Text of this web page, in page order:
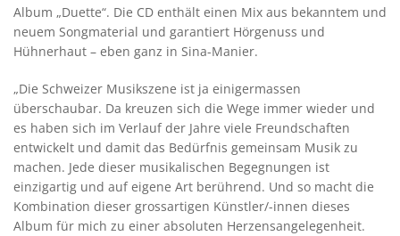
Album „Duette“. Die CD enthält einen Mix aus bekanntem und
neuem Songmaterial und garantiert Hörgenuss und
Hühnerhaut – eben ganz in Sina-Manier.
„Die Schweizer Musikszene ist ja einigermassen
überschaubar. Da kreuzen sich die Wege immer wieder und
es haben sich im Verlauf der Jahre viele Freundschaften
entwickelt und damit das Bedürfnis gemeinsam Musik zu
machen. Jede dieser musikalischen Begegnungen ist
einzigartig und auf eigene Art berührend. Und so macht die
Kombination dieser grossartigen Künstler/-innen dieses
Album für mich zu einer absoluten Herzensangelegenheit.